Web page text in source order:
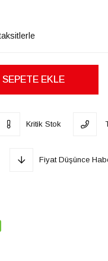
Kritik Stok
Fiyat Düşünce